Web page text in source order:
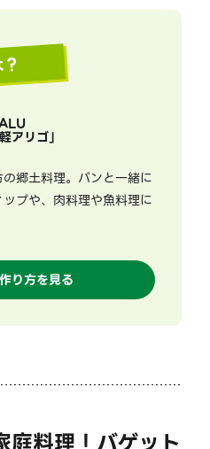
アリゴ」
郷土料理。パンと一緒に
プや、肉料理や魚料理に
り方を見る